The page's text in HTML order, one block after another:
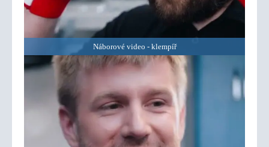
Náborové video - klempíř